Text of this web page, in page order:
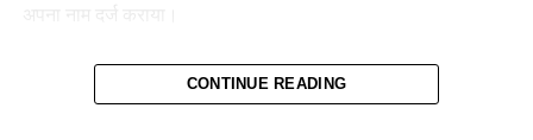
गरिमा विक्रांत सिंहऔरपवन मल्होत्रा– डेब्यू
रोमांचक फाइनल मुकाबला और रिकॉर्ड
CONTINUE READING